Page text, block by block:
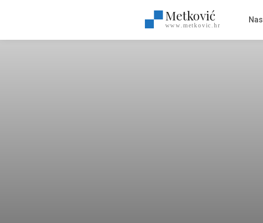
Metković
www.metkovic.hr